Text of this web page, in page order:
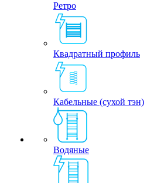
Ретро
Квадратный профиль
Кабельные (сухой тэн)
Водяные